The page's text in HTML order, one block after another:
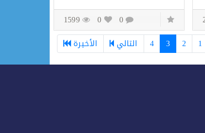
0
1599
1
2
3
4 التالي الأخيرة